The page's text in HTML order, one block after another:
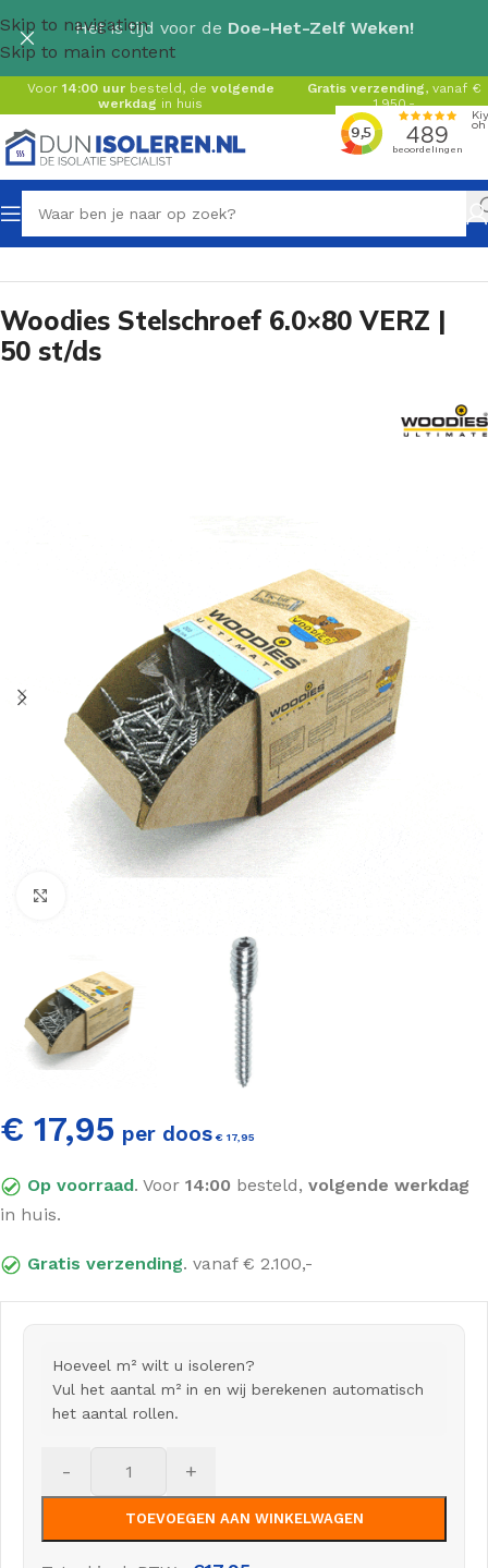
Skip to navigation
Skip to main content
Het is tijd voor de Doe-Het-Zelf Weken!
Voor 14:00 uurbesteld, de volgende
werkdag in huis
Gratis verzending, vanaf €
1.950,-
Home/Toebehoren/Bevestigingsmaterialen/Schroeven
Woodies Stelschroef 6.0×80 VERZ |
50 st/ds
€ 17,95 per doos € 17,95
Op voorraad. Voor 14:00 besteld, volgende werkdag
in huis.
Gratis verzending. vanaf € 2.100,-
Hoeveel m² wilt u isoleren?
Vul het aantal m² in en wij berekenen automatisch
het aantal rollen.
- +
TOEVOEGEN AAN WINKELWAGEN